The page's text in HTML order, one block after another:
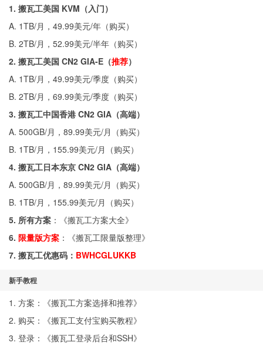
1. 搬瓦工美国 KVM（入门）
A. 1TB/月，49.99美元/年（购买）
B. 2TB/月，52.99美元/半年（购买）
2. 搬瓦工美国 CN2 GIA-E（推荐）
A. 1TB/月，49.99美元/季度（购买）
B. 2TB/月，69.99美元/季度（购买）
3. 搬瓦工中国香港 CN2 GIA（高端）
A. 500GB/月，89.99美元/月（购买）
B. 1TB/月，155.99美元/月（购买）
4. 搬瓦工日本东京 CN2 GIA（高端）
A. 500GB/月，89.99美元/月（购买）
B. 1TB/月，155.99美元/月（购买）
5. 所有方案 ：《搬瓦工方案大全》
6. 限量版方案 ：《搬瓦工限量版整理》
7. 搬瓦工优惠码： BWHCGLUKKB
新手教程
1. 方案：《搬瓦工方案选择和推荐》
2. 购买：《搬瓦工支付宝购买教程》
3. 登录：《搬瓦工登录后台和SSH》